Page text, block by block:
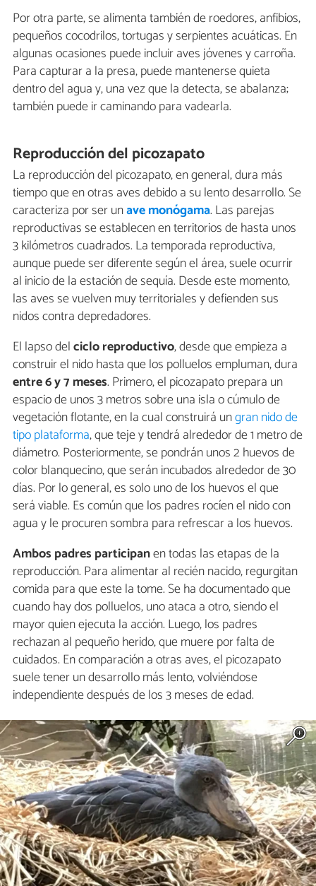
Por otra parte, se alimenta también de roedores, anfibios,
pequeños cocodrilos, tortugas y serpientes acuáticas. En
algunas ocasiones puede incluir aves jóvenes y carroña.
Para capturar a la presa, puede mantenerse quieta
dentro del agua y, una vez que la detecta, se abalanza;
también puede ir caminando para vadearla.
Reproducción del picozapato
La reproducción del picozapato, en general, dura más
tiempo que en otras aves debido a su lento desarrollo. Se
caracteriza por ser unave monógama. Las parejas
reproductivas se establecen en territorios de hasta unos
3 kilómetros cuadrados. La temporada reproductiva,
aunque puede ser diferente según el área, suele ocurrir
al inicio de la estación de sequía. Desde este momento,
las aves se vuelven muy territoriales y defienden sus
nidos contra depredadores.
El lapso delciclo reproductivo, desde que empieza a
construir el nido hasta que los polluelos empluman, dura
entre 6 y 7 meses. Primero, el picozapato prepara un
espacio de unos 3 metros sobre una isla o cúmulo de
vegetación flotante, en la cual construirá ungran nido de
tipo plataforma, que teje y tendrá alrededor de 1 metro de
diámetro. Posteriormente, se pondrán unos 2 huevos de
color blanquecino, que serán incubados alrededor de 30
días. Por lo general, es solo uno de los huevos el que
será viable. Es común que los padres rocíen el nido con
agua y le procuren sombra para refrescar a los huevos.
Ambos padres participanen todas las etapas de la
reproducción. Para alimentar al recién nacido, regurgitan
comida para que este la tome. Se ha documentado que
cuando hay dos polluelos, uno ataca a otro, siendo el
mayor quien ejecuta la acción. Luego, los padres
rechazan al pequeño herido, que muere por falta de
cuidados. En comparación a otras aves, el picozapato
suele tener un desarrollo más lento, volviéndose
independiente después de los 3 meses de edad.